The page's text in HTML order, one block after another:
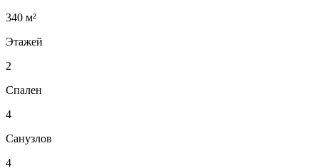
340 м²
Этажей
2
Спален
4
Санузлов
4